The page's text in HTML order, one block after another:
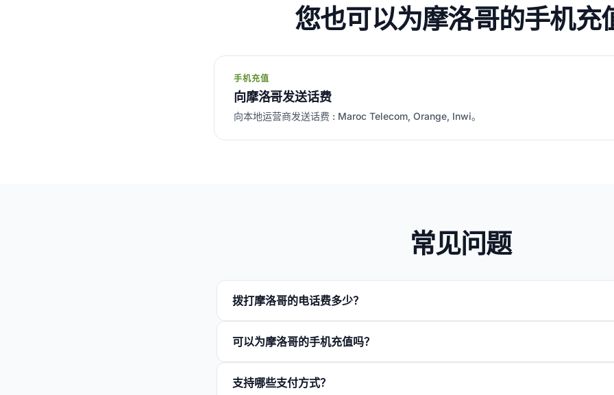
您也可以为摩洛哥的手机充
手机充值
向摩洛哥发送话费
向本地运营商发送话费 : Maroc Telecom, Orange, Inwi。
常见问题
拨打摩洛哥的电话费多少？
可以为摩洛哥的手机充值吗？
支持哪些支付方式？